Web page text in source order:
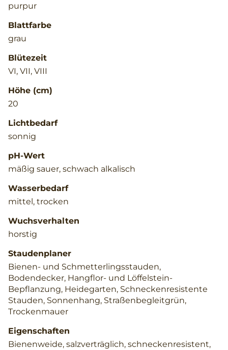
purpur
Blattfarbe
grau
Blütezeit
VI, VII, VIII
Höhe (cm)
20
Lichtbedarf
sonnig
pH-Wert
mäßig sauer, schwach alkalisch
Wasserbedarf
mittel, trocken
Wuchsverhalten
horstig
Staudenplaner
Bienen- und Schmetterlingsstauden,
Bodendecker, Hangflor- und Löffelstein-
Bepflanzung, Heidegarten, Schneckenresistente
Stauden, Sonnenhang, Straßenbegleitgrün,
Trockenmauer
Eigenschaften
Bienenweide, salzverträglich, schneckenresistent,